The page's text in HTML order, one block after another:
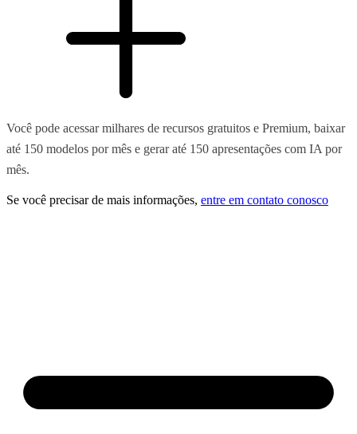
Você pode acessar milhares de recursos gratuitos e Premium, baixar
até 150 modelos por mês e gerar até 150 apresentações com IA por
mês.
Se você precisar de mais informações, entre em contato conosco